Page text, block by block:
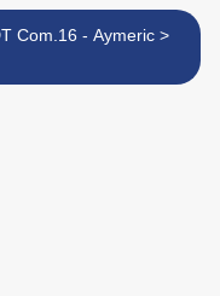
DT Com.16 - Aymeric >